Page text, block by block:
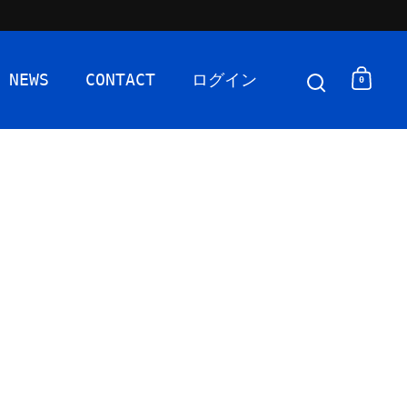
NEWS CONTACT ログイン
検索を開く
カー
0